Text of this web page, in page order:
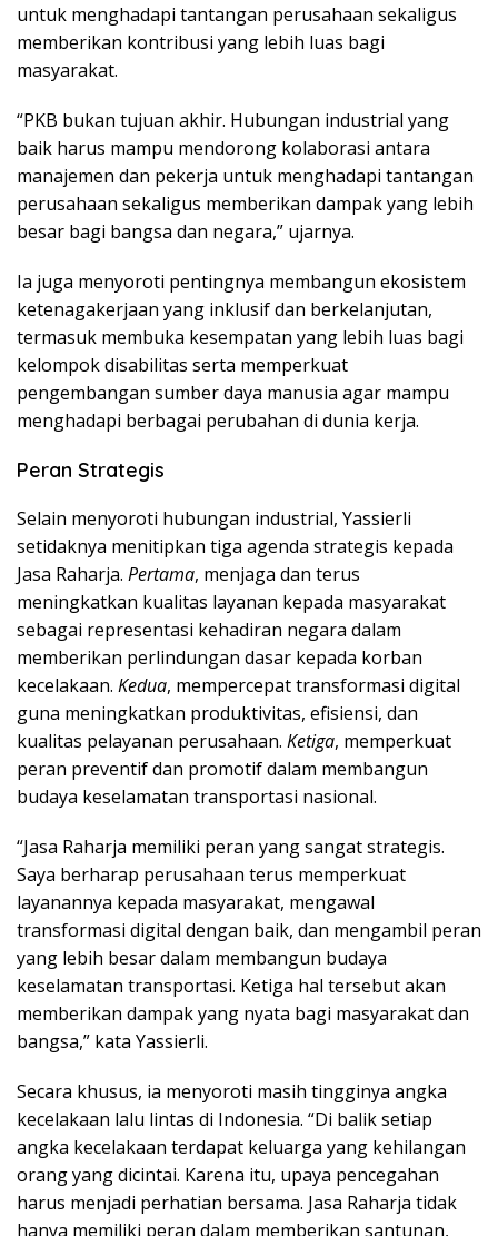
untuk menghadapi tantangan perusahaan sekaligus
memberikan kontribusi yang lebih luas bagi
masyarakat.
“PKB bukan tujuan akhir. Hubungan industrial yang
baik harus mampu mendorong kolaborasi antara
manajemen dan pekerja untuk menghadapi tantangan
perusahaan sekaligus memberikan dampak yang lebih
besar bagi bangsa dan negara,” ujarnya.
Ia juga menyoroti pentingnya membangun ekosistem
ketenagakerjaan yang inklusif dan berkelanjutan,
termasuk membuka kesempatan yang lebih luas bagi
kelompok disabilitas serta memperkuat
pengembangan sumber daya manusia agar mampu
menghadapi berbagai perubahan di dunia kerja.
Peran Strategis
Selain menyoroti hubungan industrial, Yassierli
setidaknya menitipkan tiga agenda strategis kepada
Jasa Raharja. Pertama, menjaga dan terus
meningkatkan kualitas layanan kepada masyarakat
sebagai representasi kehadiran negara dalam
memberikan perlindungan dasar kepada korban
kecelakaan. Kedua, mempercepat transformasi digital
guna meningkatkan produktivitas, efisiensi, dan
kualitas pelayanan perusahaan. Ketiga, memperkuat
peran preventif dan promotif dalam membangun
budaya keselamatan transportasi nasional.
“Jasa Raharja memiliki peran yang sangat strategis.
Saya berharap perusahaan terus memperkuat
layanannya kepada masyarakat, mengawal
transformasi digital dengan baik, dan mengambil peran
yang lebih besar dalam membangun budaya
keselamatan transportasi. Ketiga hal tersebut akan
memberikan dampak yang nyata bagi masyarakat dan
bangsa,” kata Yassierli.
Secara khusus, ia menyoroti masih tingginya angka
kecelakaan lalu lintas di Indonesia. “Di balik setiap
angka kecelakaan terdapat keluarga yang kehilangan
orang yang dicintai. Karena itu, upaya pencegahan
harus menjadi perhatian bersama. Jasa Raharja tidak
hanya memiliki peran dalam memberikan santunan,